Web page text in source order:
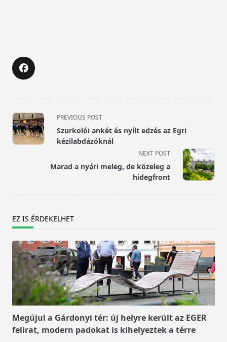
<span
class="nav-
subtitle
PREVIOUS POST
Szurkolói ankét és nyílt edzés az Egri
kézilabdázóknál
NEXT POST
Marad a nyári meleg, de közeleg a
hidegfront
EZ IS ÉRDEKELHET
Megújul a Gárdonyi tér: új helyre került az EGER
felirat, modern padokat is kihelyeztek a térre